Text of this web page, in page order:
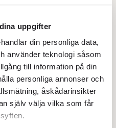
uppgifter
din personliga data,
använder teknologi såsom
till information på din
personliga annonser och
åskådarinsikter
själv välja vilka som får
drömde
är ett hot mot den
lågbegåvade
Filipstad
oroar sig